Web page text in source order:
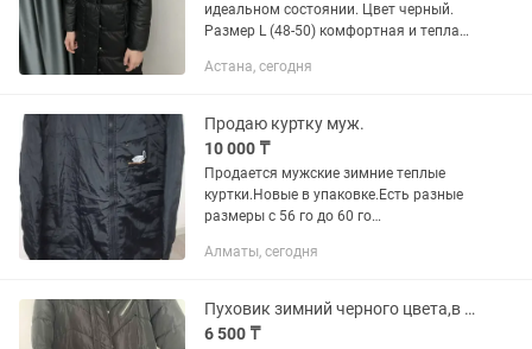
идеальном состоянии. Цвет черный.
Размер L (48-50) комфортная и теплая
Астана, сегодня
Продаю куртку муж.
10 000 ₸
Продается мужские зимние теплые
куртки.Новые в упаковке.Есть разные
размеры с 56 го до 60 го
Алматы, сегодня
Пуховик зимний черного цвета,в отличном качестве,46 и 48 размер пойдет,
6 500 ₸